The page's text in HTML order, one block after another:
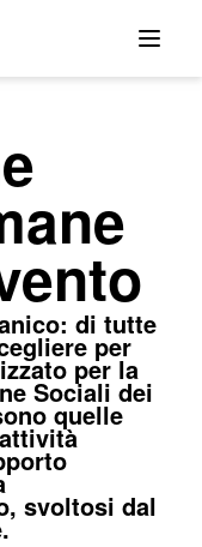
di tutte
per
per la
Sociali dei
quelle
svoltosi dal